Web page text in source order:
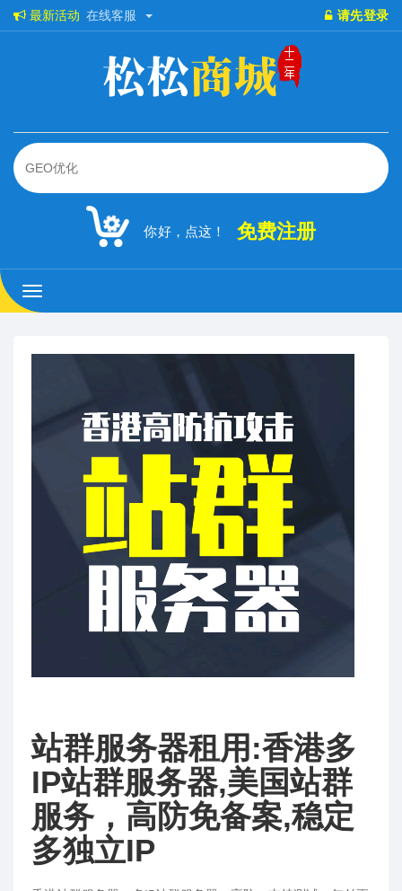
请先登录
最新活动 在线客服
你好，点这！ 免费注册
松
松
站群服务器租用:香港多
IP站群服务器,美国站群
服务，高防免备案,稳定
多独立IP